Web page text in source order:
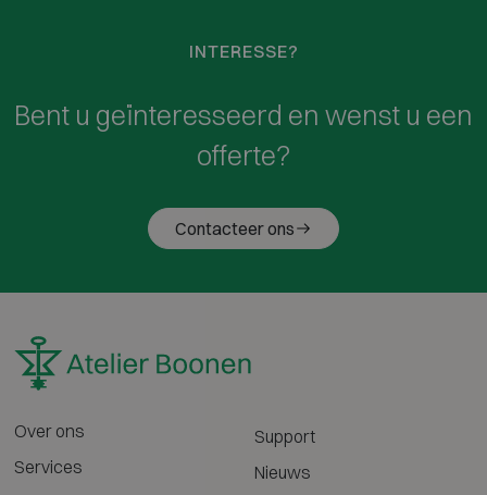
INTERESSE?
Bent u geïnteresseerd en wenst u een
offerte?
Contacteer ons
Over ons
Services
Support
Nieuws